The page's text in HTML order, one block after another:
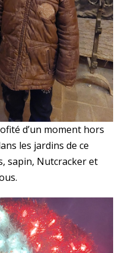
d’un moment hors
les jardins de ce
sapin, Nutcracker et